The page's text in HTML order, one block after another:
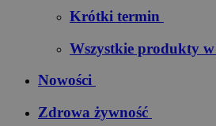
Krótki termin
Wszystkie produkty
Nowości
Zdrowa żywność